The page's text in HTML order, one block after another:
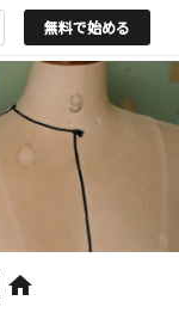
無料で始める
home